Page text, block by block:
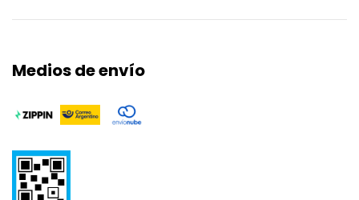
Medios de envío